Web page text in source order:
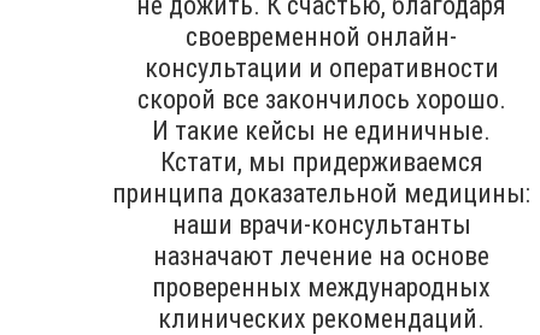
своевременной онлайн-
консультации и оперативности
скорой все закончилось хорошо.
И такие кейсы не единичные.
Кстати, мы придерживаемся
принципа доказательной медицины:
наши врачи-консультанты
назначают лечение на основе
проверенных международных
клинических рекомендаций.